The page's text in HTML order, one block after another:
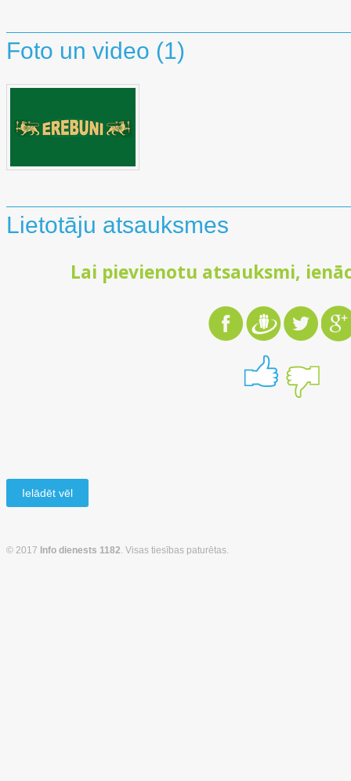
Foto un video (1)
Lietotāju atsauksmes
Lai pievienotu atsauksmi,
Ielādēt vēl
© 2017 Info dienests 1182. Visas tiesības paturētas.